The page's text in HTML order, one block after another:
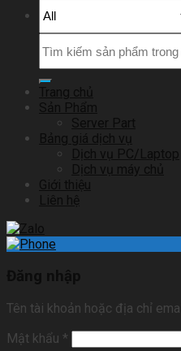
Trang chủ
Sản Phẩm
Server Part
Bảng giá dịch vụ
Dịch vụ PC/Laptop
Dịch vụ máy chủ
Giới thiệu
Liên hệ
Tên tài khoản hoặc địa chỉ
Mật khẩu *